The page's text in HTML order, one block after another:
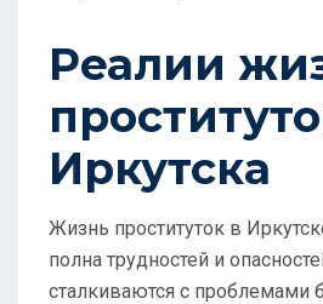
Реалии
Иркутска
Жизнь проституток в
полна трудностей и
сталкиваются с проблемами